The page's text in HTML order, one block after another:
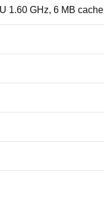
1.60 GHz, 6 MB cache